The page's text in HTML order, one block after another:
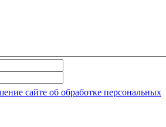
сайте об обработке персональных